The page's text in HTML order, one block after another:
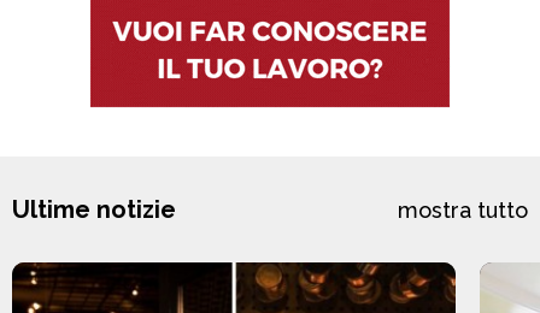
Ultime notizie mostra tutto